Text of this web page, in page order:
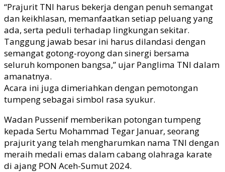
“Prajurit TNI harus bekerja dengan penuh semangat
dan keikhlasan, memanfaatkan setiap peluang yang
ada, serta peduli terhadap lingkungan sekitar.
Tanggung jawab besar ini harus dilandasi dengan
semangat gotong-royong dan sinergi bersama
seluruh komponen bangsa,” ujar Panglima TNI dalam
amanatnya.
Acara ini juga dimeriahkan dengan pemotongan
tumpeng sebagai simbol rasa syukur.
Wadan Pussenif memberikan potongan tumpeng
kepada Sertu Mohammad Tegar Januar, seorang
prajurit yang telah mengharumkan nama TNI dengan
meraih medali emas dalam cabang olahraga karate
di ajang PON Aceh-Sumut 2024.